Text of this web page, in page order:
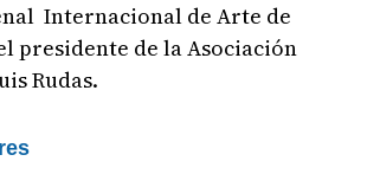
Internacional de Arte de
presidente de la Asociación
Rudas.